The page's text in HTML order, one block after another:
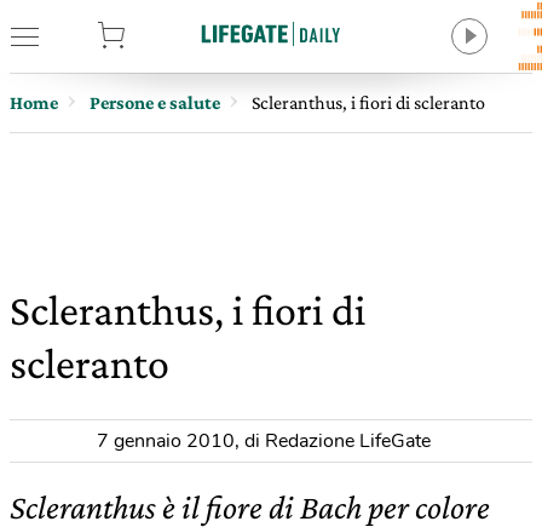
Home Persone e salute Scleranthus, i fiori di scleranto
Scleranthus, i fiori di
scleranto
7 gennaio 2010, di Redazione LifeGate
Scleranthus è il fiore di Bach per colore